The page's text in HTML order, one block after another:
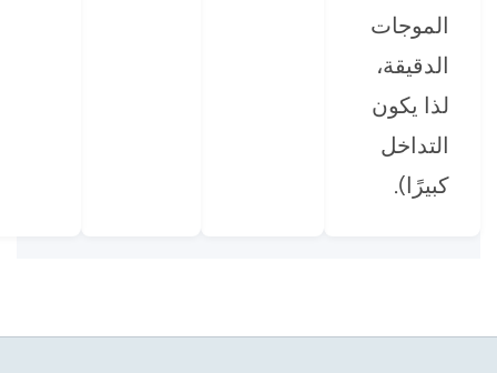
الموجات
الدقيقة،
لذا يكون
التداخل
كبيرًا).